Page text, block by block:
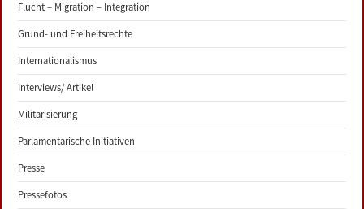
Flucht – Migration – Integration
Grund- und Freiheitsrechte
Internationalismus
Interviews/ Artikel
Militarisierung
Parlamentarische Initiativen
Presse
Pressefotos